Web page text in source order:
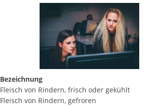
Bezeichnung
Fleisch von Rindern, frisch oder gekühlt
Fleisch von Rindern, gefroren